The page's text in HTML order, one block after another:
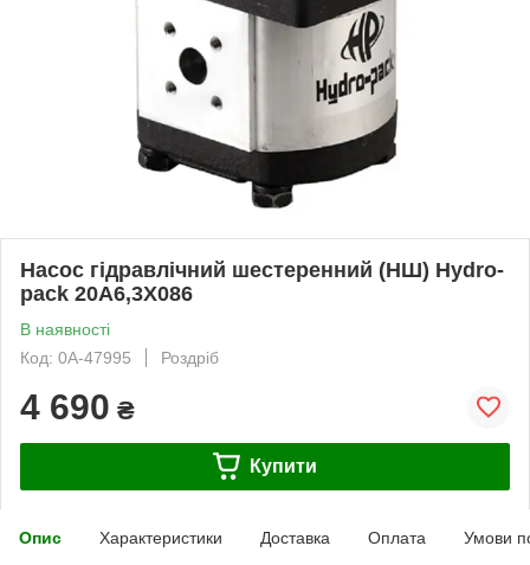
Насос гідравлічний шестеренний (НШ) Hydro-
pack 20A6,3X086
В наявності
Код: 0А-47995
Роздріб
4 690 ₴
Купити
Опис Характеристики Доставка Оплата Умови